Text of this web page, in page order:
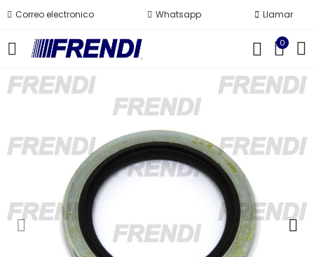
Correo electronico Whatsapp Llamar
0